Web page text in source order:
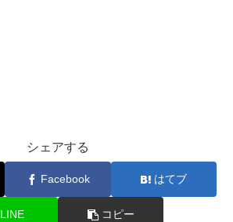
シェアする
Facebook はてブ
LINE コピー